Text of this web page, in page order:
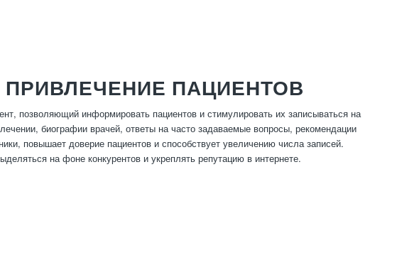
ПАЦИЕНТОВ
позволяющий информировать пациентов и стимулировать их записываться на
биографии врачей, ответы на часто задаваемые вопросы, рекомендации
повышает доверие пациентов и способствует увеличению числа записей.
на фоне конкурентов и укреплять репутацию в интернете.